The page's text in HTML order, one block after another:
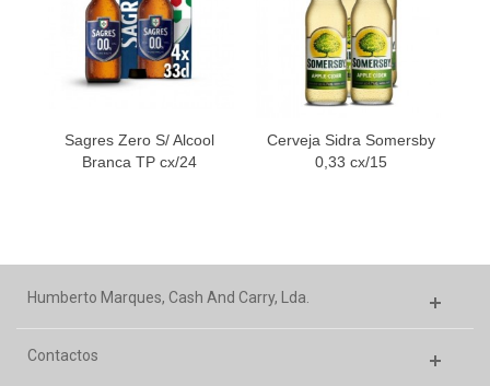
Sagres Zero S/ Alcool
Branca TP cx/24
Cerveja Sidra Somersby
0,33 cx/15
Humberto Marques, Cash And Carry, Lda.
Contactos